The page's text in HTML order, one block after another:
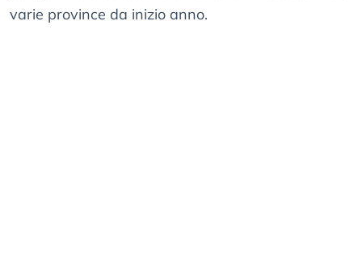
varie province da inizio anno.